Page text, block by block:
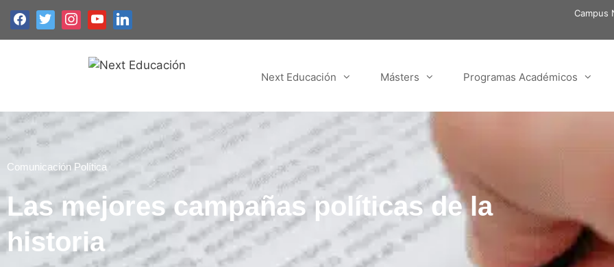
Campus
Next Educación Másters Programas Académicos
Comunicación Política
Las mejores campañas políticas de la
historia